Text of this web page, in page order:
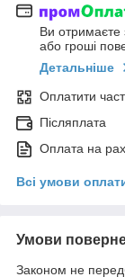
Ви отримаєте
або гроші
Детальніше
Оплатити
Післяплата
Оплата на
Всі умови
Умови
Законом не